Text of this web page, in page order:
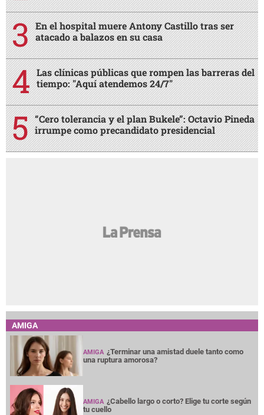
En el hospital muere Antony Castillo tras ser
atacado a balazos en su casa
Las clínicas públicas que rompen las barreras del
tiempo: "Aquí atendemos 24/7"
“Cero tolerancia y el plan Bukele”: Octavio Pineda
irrumpe como precandidato presidencial
AMIGA
AMIGA ¿Terminar una amistad duele tanto como
una ruptura amorosa?
AMIGA ¿Cabello largo o corto? Elige tu corte según
tu cuello